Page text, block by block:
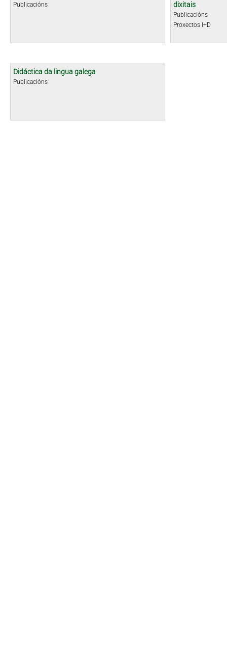
Publicacións
dixitais
Publicacións
Proxectos I+D
Didáctica da lingua galega
Publicacións